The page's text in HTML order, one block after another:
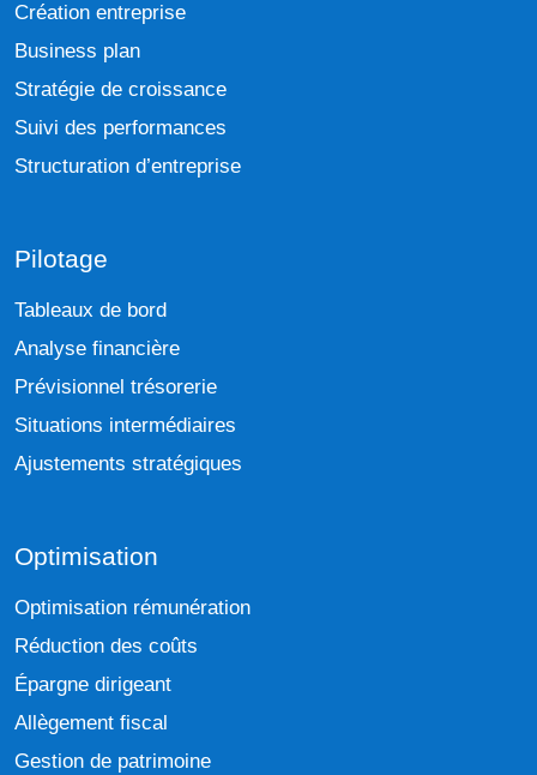
Création entreprise
Business plan
Stratégie de croissance
Suivi des performances
Structuration d’entreprise
Pilotage
Tableaux de bord
Analyse financière
Prévisionnel trésorerie
Situations intermédiaires
Ajustements stratégiques
Optimisation
Optimisation rémunération
Réduction des coûts
Épargne dirigeant
Allègement fiscal
Gestion de patrimoine